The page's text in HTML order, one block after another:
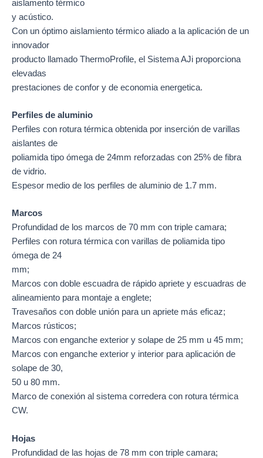
aislamento térmico
y acústico.
Con un óptimo aislamiento térmico aliado a la aplicación de un
innovador
producto llamado ThermoProfile, el Sistema AJi proporciona
elevadas
prestaciones de confor y de economia energetica.
Perfiles de aluminio
Perfiles con rotura térmica obtenida por inserción de varillas
aislantes de
poliamida tipo ómega de 24mm reforzadas con 25% de fibra
de vidrio.
Espesor medio de los perfiles de aluminio de 1.7 mm.
Marcos
Profundidad de los marcos de 70 mm con triple camara;
Perfiles con rotura térmica con varillas de poliamida tipo
ómega de 24
mm;
Marcos con doble escuadra de rápido apriete y escuadras de
alineamiento para montaje a englete;
Travesaños con doble unión para un apriete más eficaz;
Marcos rústicos;
Marcos con enganche exterior y solape de 25 mm u 45 mm;
Marcos con enganche exterior y interior para aplicación de
solape de 30,
50 u 80 mm.
Marco de conexión al sistema corredera con rotura térmica
CW.
Hojas
Profundidad de las hojas de 78 mm con triple camara;